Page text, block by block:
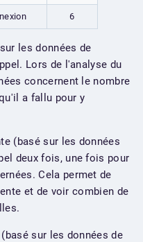
6
les données de
Lors de l'analyse du
concernent le nombre
a fallu pour y
(basé sur les données
deux fois, une fois pour
Cela permet de
et de voir combien de
sur les données de